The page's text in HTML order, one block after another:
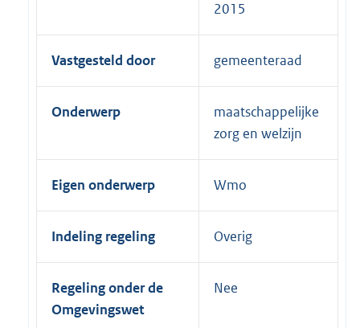
2015
Vastgesteld door gemeenteraad
Onderwerp
maatschappelijke
zorg en welzijn
Eigen onderwerp Wmo
Indeling regeling Overig
Regeling onder de
Omgevingswet
Nee